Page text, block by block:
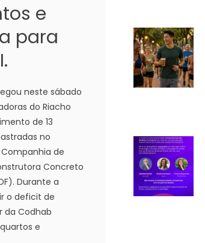
e
para
neste sábado
do Riacho
de 13
no
de
Concreto
Durante a
o deficit de
da Codhab
e